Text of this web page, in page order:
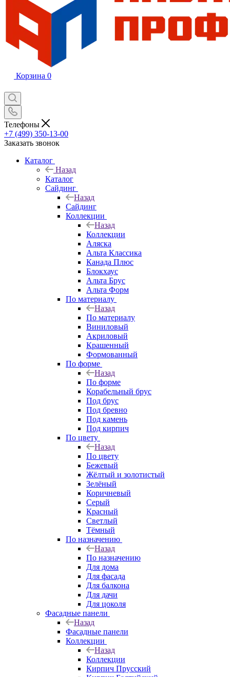
Корзина 0
Телефоны
+7 (499) 350-13-00
Заказать звонок
Каталог
Назад
Каталог
Сайдинг
Назад
Сайдинг
Коллекции
Назад
Коллекции
Аляска
Альта Классика
Канада Плюс
Блокхаус
Альта Брус
Альта Форм
По материалу
Назад
По материалу
Виниловый
Акриловый
Крашенный
Формованный
По форме
Назад
По форме
Корабельный брус
Под брус
Под бревно
Под камень
Под кирпич
По цвету
Назад
По цвету
Бежевый
Жёлтый и золотистый
Зелёный
Коричневый
Серый
Красный
Светлый
Тёмный
По назначению
Назад
По назначению
Для дома
Для фасада
Для балкона
Для дачи
Для цоколя
Фасадные панели
Назад
Фасадные панели
Коллекции
Назад
Коллекции
Кирпич Прусский